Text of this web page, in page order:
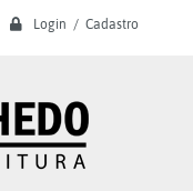
Login / Cadastro